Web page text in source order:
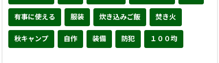
有事に使える 服装 炊き込みご飯 焚き火
秋キャンプ 自作 装備 防犯 １００均